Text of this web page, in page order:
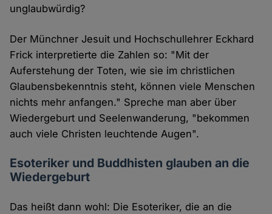
unglaubwürdig?
Der Münchner Jesuit und Hochschullehrer Eckhard
Frick interpretierte die Zahlen so: "Mit der
Auferstehung der Toten, wie sie im christlichen
Glaubensbekenntnis steht, können viele Menschen
nichts mehr anfangen." Spreche man aber über
Wiedergeburt und Seelenwanderung, "bekommen
auch viele Christen leuchtende Augen".
Esoteriker und Buddhisten glauben an die
Wiedergeburt
Das heißt dann wohl: Die Esoteriker, die an die